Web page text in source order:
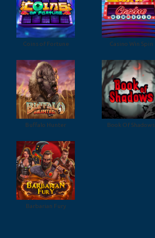
Coins of Fortune Casino Win Spin
Buffalo Hunter Book Of Shadows
Barbarian Fury